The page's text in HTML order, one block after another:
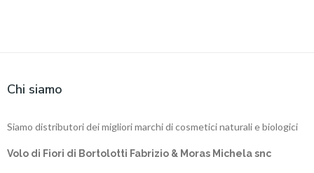
Chi siamo
Siamo distributori dei migliori marchi di cosmetici naturali e biologici
Volo di Fiori di Bortolotti Fabrizio & Moras Michela snc